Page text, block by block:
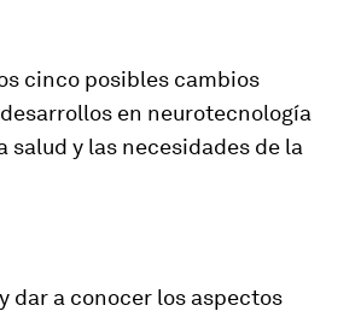
cinco posibles cambios
en neurotecnología
salud y las necesidades de la
dar a conocer los aspectos